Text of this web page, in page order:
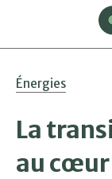
Énergies
La
au cœur